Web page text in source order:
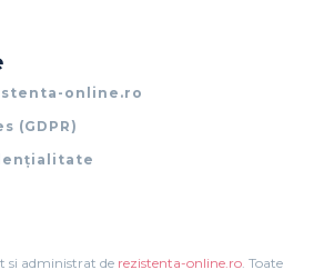
online.ro
(GDPR)
si administrat de rezistenta-online.ro. Toate